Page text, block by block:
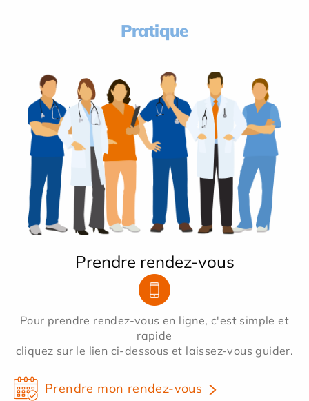
Pratique
Prendre rendez-vous
Pour prendre rendez-vous en ligne, c'est simple et
rapide
cliquez sur le lien ci-dessous et laissez-vous guider.
Prendre mon rendez-vous